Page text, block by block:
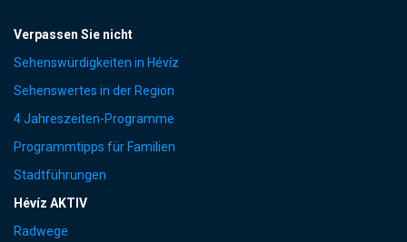
Verpassen Sie nicht
Sehenswürdigkeiten in Hévíz
Sehenswertes in der Region
4 Jahreszeiten-Programme
Programmtipps für Familien
Stadtführungen
Hévíz AKTIV
Radwege